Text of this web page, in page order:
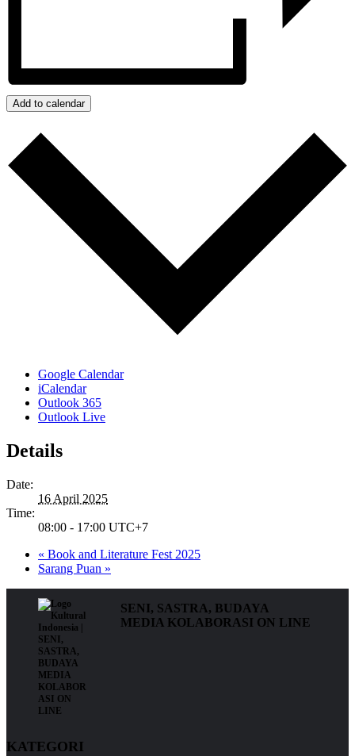
Add to calendar
Google Calendar
iCalendar
Outlook 365
Outlook Live
Details
Date:
16 April 2025
Time:
08:00 - 17:00 UTC+7
« Book and Literature Fest 2025
Sarang Puan »
SENI, SASTRA, BUDAYA
MEDIA KOLABORASI ON LINE
KATEGORI